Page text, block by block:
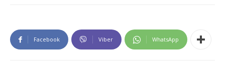
Facebook Viber WhatsApp